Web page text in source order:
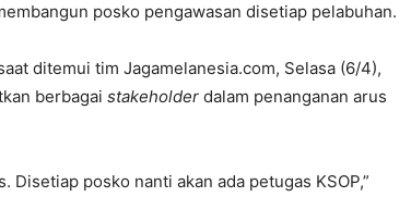
posko pengawasan disetiap pelabuhan.
ditemui tim Jagamelanesia.com, Selasa (6/4),
berbagai stakeholder dalam penanganan arus
Disetiap posko nanti akan ada petugas KSOP,”